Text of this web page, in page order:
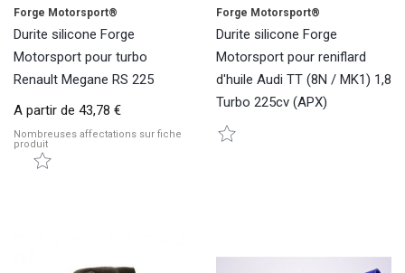
Forge Motorsport®
Durite silicone Forge
Motorsport pour turbo
Renault Megane RS 225
A partir de 43,78 €
Nombreuses affectations sur fiche
produit
Forge Motorsport®
Durite silicone Forge
Motorsport pour reniflard
d'huile Audi TT (8N / MK1) 1,8
Turbo 225cv (APX)